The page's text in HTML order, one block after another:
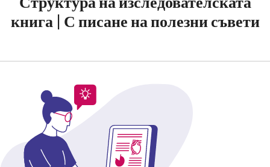
книга | С писане на полезни съвети